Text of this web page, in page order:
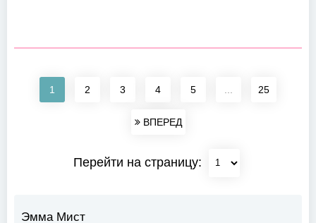
1 2 3 4 5 25
ВПЕРЕД
Перейти на страницу:
Эмма Мист